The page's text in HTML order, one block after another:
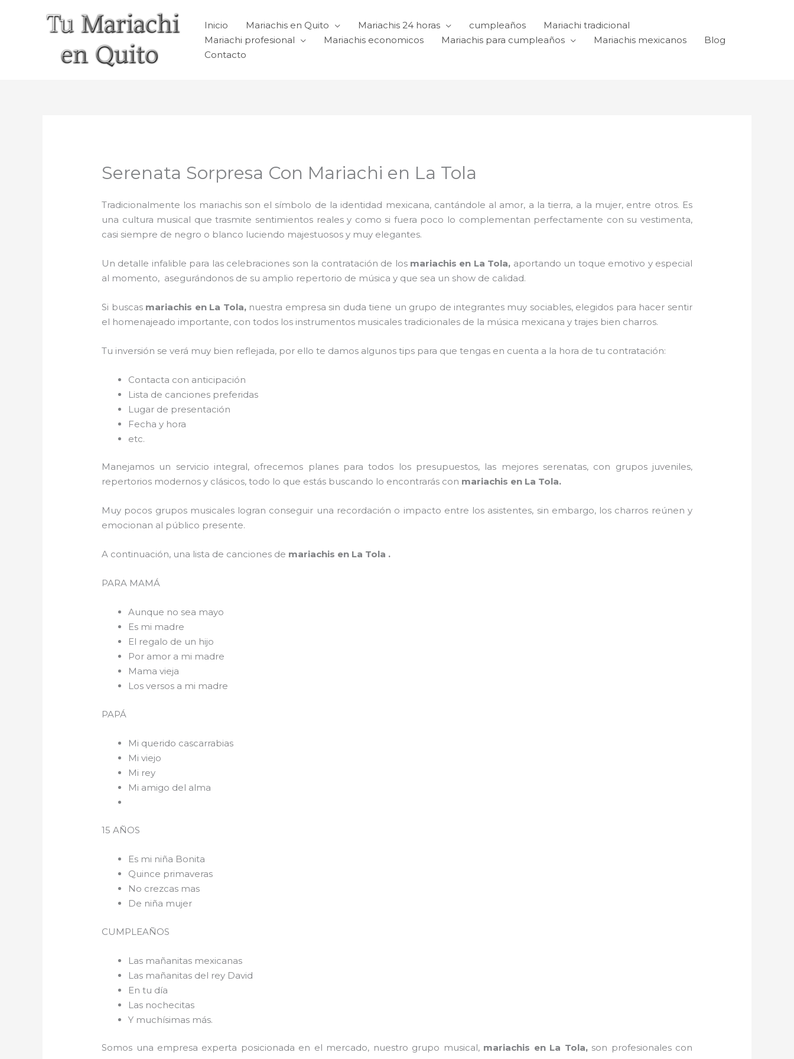
Inicio Mariachis en Quito Mariachis 24 horas cumpleaños
Mariachi tradicional
Mariachi profesional
Mariachis economicos Mariachis para cumpleaños Mariachis mexicanos
Blog
Contacto
Serenata Sorpresa Con Mariachi en La Tola
Tradicionalmente los mariachis son el símbolo de la identidad mexicana, cantándole al amor, a la tierra, a la mujer, entre otros. Es
una cultura musical que trasmite sentimientos reales y como si fuera poco lo complementan perfectamente con su vestimenta,
casi siempre de negro o blanco luciendo majestuosos y muy elegantes.
Un detalle infalible para las celebraciones son la contratación de losmariachis en La Tola, aportando un toque emotivo y especial
al momento, asegurándonos de su amplio repertorio de música y que sea un show de calidad.
Si buscas mariachis en La Tola, nuestra empresa sin duda tiene un grupo de integrantes muy sociables, elegidos para hacer sentir
el homenajeado importante, con todos los instrumentos musicales tradicionales de la música mexicana y trajes bien charros.
Tu inversión se verá muy bien reflejada, por ello te damos algunos tips para que tengas en cuenta a la hora de tu contratación:
Contacta con anticipación
Lista de canciones preferidas
Lugar de presentación
Fecha y hora
etc.
Manejamos un servicio integral, ofrecemos planes para todos los presupuestos, las mejores serenatas, con grupos juveniles,
repertorios modernos y clásicos, todo lo que estás buscando lo encontrarás con mariachis en La Tola.
Muy pocos grupos musicales logran conseguir una recordación o impacto entre los asistentes, sin embargo, los charros reúnen y
emocionan al público presente.
A continuación, una lista de canciones de mariachis en La Tola .
PARA MAMÁ
Aunque no sea mayo
Es mi madre
El regalo de un hijo
Por amor a mi madre
Mama vieja
Los versos a mi madre
PAPÁ
Mi querido cascarrabias
Mi viejo
Mi rey
Mi amigo del alma
15 AÑOS
Es mi niña Bonita
Quince primaveras
No crezcas mas
De niña mujer
CUMPLEAÑOS
Las mañanitas mexicanas
Las mañanitas del rey David
En tu día
Las nochecitas
Y muchísimas más.
Somos una empresa experta posicionada en el mercado, nuestro grupo musical, mariachis en La Tola, son profesionales con